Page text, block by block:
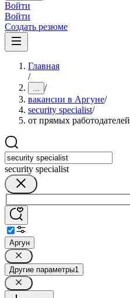
Войти
Войти
Создать резюме
Главная
/
... /
вакансии в Аргуне/
security specialist/
от прямых работодателей
security specialist
Аргун
Другие параметры1